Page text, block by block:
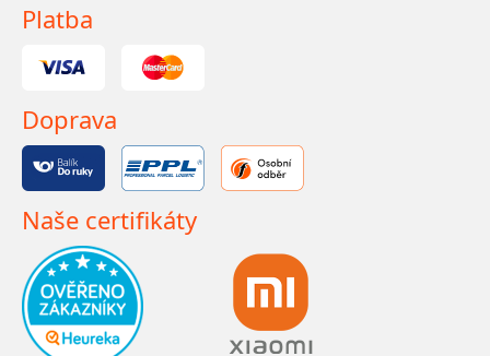
Platba
Doprava
Naše certifikáty